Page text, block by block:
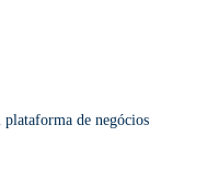
de negócios